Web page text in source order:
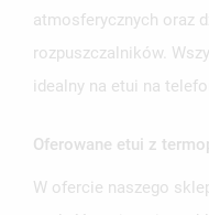
atmosferycznych oraz
rozpuszczalników.
idealny na etui na
Oferowane etui z
W ofercie naszego